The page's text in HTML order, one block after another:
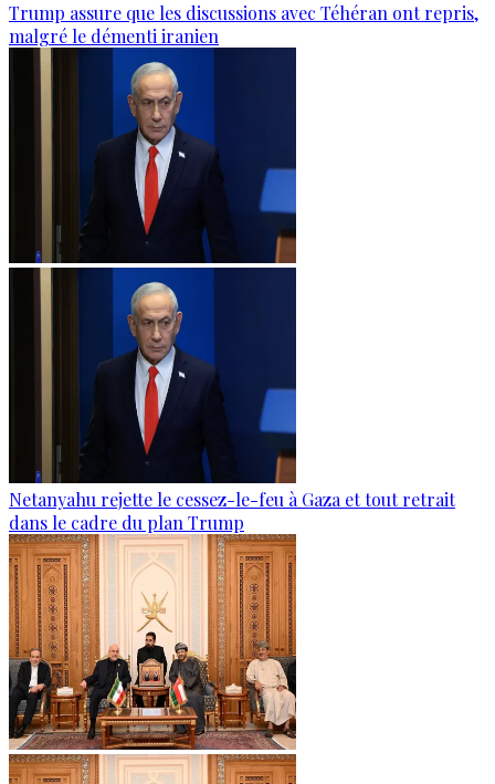
Trump assure que les discussions avec Téhéran ont repris,
malgré le démenti iranien
Netanyahu rejette le cessez-le-feu à Gaza et tout retrait
dans le cadre du plan Trump